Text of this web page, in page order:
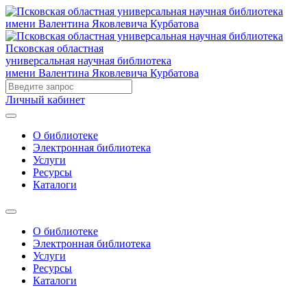
Псковская областная
универсальная научная библиотека
имени Валентина Яковлевича Курбатова
Личный кабинет
О библиотеке
Электронная библиотека
Услуги
Ресурсы
Каталоги
О библиотеке
Электронная библиотека
Услуги
Ресурсы
Каталоги